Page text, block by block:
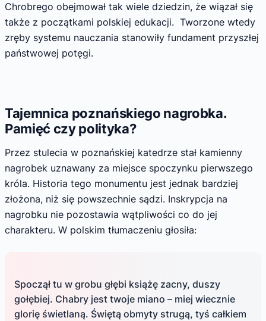
Chrobrego obejmował tak wiele dziedzin, że wiązał się
także z początkami polskiej edukacji. Tworzone wtedy
zręby systemu nauczania stanowiły fundament przyszłej
państwowej potęgi.
Tajemnica poznańskiego nagrobka.
Pamięć czy polityka?
Przez stulecia w poznańskiej katedrze stał kamienny
nagrobek uznawany za miejsce spoczynku pierwszego
króla. Historia tego monumentu jest jednak bardziej
złożona, niż się powszechnie sądzi. Inskrypcja na
nagrobku nie pozostawia wątpliwości co do jej
charakteru. W polskim tłumaczeniu głosiła:
Spoczął tu w grobu głębi książę zacny, duszy
gołębiej. Chabry jest twoje miano – miej wiecznie
glorię świetlaną. Świętą obmyty strugą, tyś całkiem